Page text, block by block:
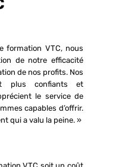
formation VTC, nous
de notre efficacité
de nos profits. Nos
plus confiants et
le service de
capables d’offrir.
qui a valu la peine. »
VTC soit un coût